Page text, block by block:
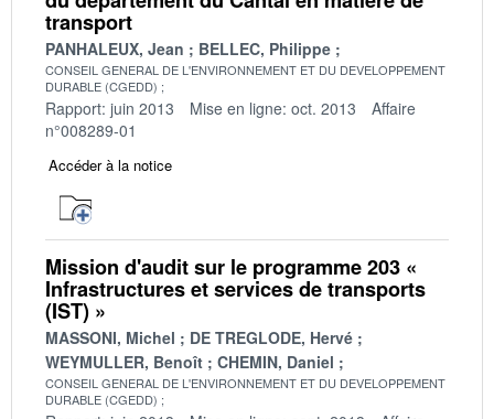
transport
PANHALEUX, Jean BELLEC, Philippe
CONSEIL GENERAL DE L'ENVIRONNEMENT ET DU DEVELOPPEMENT
DURABLE (CGEDD)
Rapport: juin 2013 Mise en ligne: oct. 2013
Affaire
n°008289-01
Accéder à la notice
Mission d'audit sur le programme 203 «
Infrastructures et services de transports
(IST) »
MASSONI, Michel
DE TREGLODE, Hervé
WEYMULLER, Benoît
CHEMIN, Daniel
CONSEIL GENERAL DE L'ENVIRONNEMENT ET DU DEVELOPPEMENT
DURABLE (CGEDD)